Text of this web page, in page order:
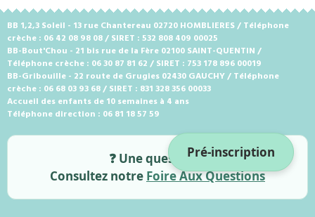
Pré-inscription
BB 1,2,3 Soleil - 13 rue Chantereau 02720 HOMBLIERES / Téléphone
crèche : 06 42 08 98 08 / SIRET : 532 808 409 00025
BB-Bout'Chou - 21 bis rue de la Fère 02100 SAINT-QUENTIN /
Téléphone crèche : 06 30 87 81 62 / SIRET : 753 178 896 00019
BB-Gribouille - 22 route de Grugies 02430 GAUCHY / Téléphone
crèche : 06 68 03 93 68 / SIRET : 831 328 356 00033
Accueil des enfants de 10 semaines à 4 ans
Téléphone direction : 06 81 18 57 59
❓ Une question ?
Consultez notre Foire Aux Questions